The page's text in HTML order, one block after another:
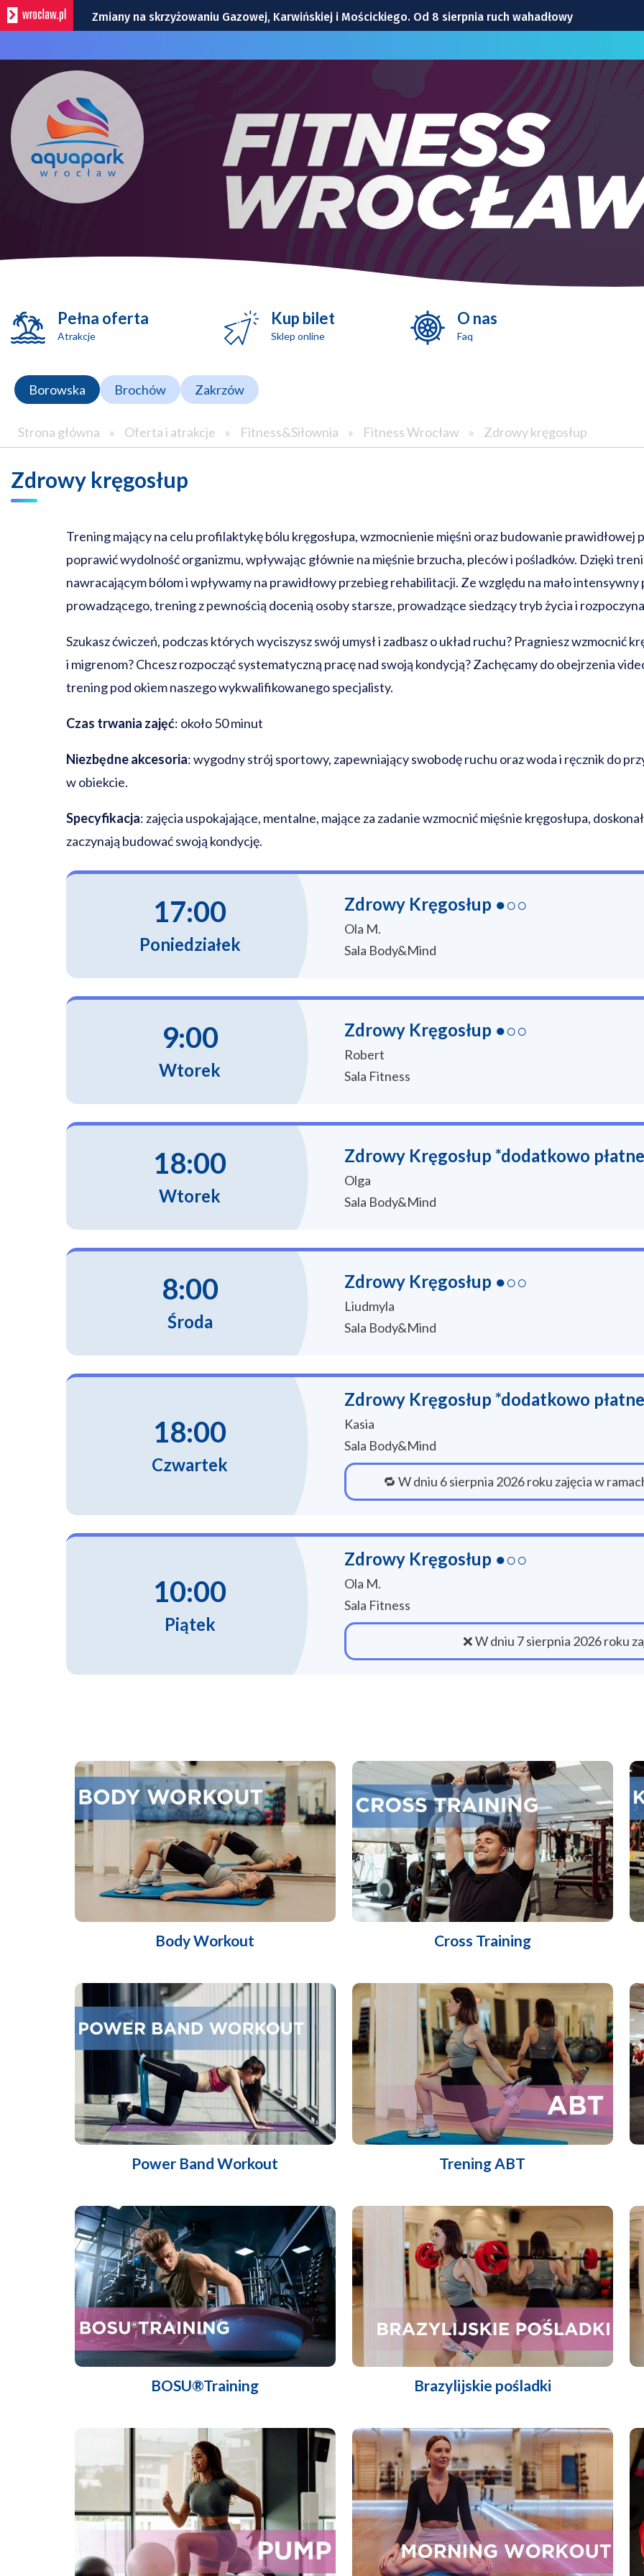
Zmiany na skrzyżowaniu Gazowej, Karwińskiej i Mościckiego. Od 8 sierpnia ruch wahadłowy
Wrocław na weekend 7-9 sierpnia 2026 r. [WYDARZENIA]
Czytelnia Ossolineum to idealne miejsce na upał
Remont Gajowickiej. Prace od Hallera do Racławickiej
Pełna oferta
Atrakcje
Kup bilet
Sklep online
O nas
Faq
Borowska Brochów Zakrzów
Strona główna » Oferta i atrakcje » Fitness&Siłownia » Fitness Wrocław » Zdrowy kręgosłup
Zdrowy kręgosłup
Trening mający na celu profilaktykę bólu kręgosłupa, wzmocnienie mięśni oraz budowanie prawidłowej
poprawić wydolność organizmu, wpływając głównie na mięśnie brzucha, pleców i pośladków. Dzięki
nawracającym bólom i wpływamy na prawidłowy przebieg rehabilitacji. Ze względu na mało
prowadzącego, trening z pewnością docenią osoby starsze, prowadzące siedzący tryb życia i
Szukasz ćwiczeń, podczas których wyciszysz swój umysł i zadbasz o układ ruchu? Pragniesz wzmocnić
i migrenom? Chcesz rozpocząć systematyczną pracę nad swoją kondycją? Zachęcamy do obejrzenia
trening pod okiem naszego wykwalifikowanego specjalisty.
Czas trwania zajęć: około 50 minut
Niezbędne akcesoria: wygodny strój sportowy, zapewniający swobodę ruchu oraz woda i ręcznik do
w obiekcie.
Specyfikacja: zajęcia uspokajające, mentalne, mające za zadanie wzmocnić mięśnie kręgosłupa,
zaczynają budować swoją kondycję.
17:00
Poniedziałek
Zdrowy Kręgosłup ●○○
Ola M.
Sala Body&Mind
9:00
Wtorek
Zdrowy Kręgosłup ●○○
Robert
Sala Fitness
18:00
Wtorek
Zdrowy Kręgosłup *dodatkowo
Olga
Sala Body&Mind
8:00
Środa
Zdrowy Kręgosłup ●○○
Liudmyla
Sala Body&Mind
18:00
Czwartek
Zdrowy Kręgosłup *dodatkowo
Kasia
Sala Body&Mind
🔁 W dniu 6 sierpnia 2026 roku zajęcia w
10:00
Piątek
Zdrowy Kręgosłup ●○○
Ola M.
Sala Fitness
❌ W dniu 7 sierpnia 2026 roku
Body Workout Cross Training
Power Band Workout Trening ABT
BOSU®Training Brazylijskie pośladki